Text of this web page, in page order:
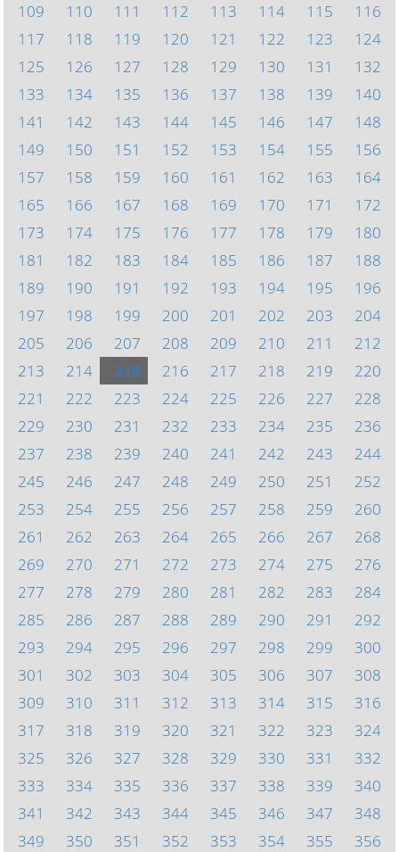
109
110 111 112 113 114 115
116
117
118 119 120 121 122 123
124
125
126 127 128 129 130 131
132
133
134 135 136 137 138 139
140
141
142 143 144 145 146 147
148
149
150 151 152 153 154 155
156
157
158 159 160 161 162 163
164
165
166 167 168 169 170 171
172
173
174 175 176 177 178 179
180
181
182 183 184 185 186 187
188
189
190 191 192 193 194 195
196
197
198 199 200 201 202 203
204
205
206 207 208 209 210 211
212
213
214 215 216 217 218 219
220
221
222 223 224 225 226 227
228
229
230 231 232 233 234 235
236
237
238 239 240 241 242 243
244
245
246 247 248 249 250 251
252
253
254 255 256 257 258 259
260
261
262 263 264 265 266 267
268
269
270 271 272 273 274 275
276
277
278 279 280 281 282 283
284
285
286 287 288 289 290 291
292
293
294 295 296 297 298 299
300
301
302 303 304 305 306 307
308
309
310 311 312 313 314 315
316
317
318 319 320 321 322 323
324
325
326 327 328 329 330 331
332
333
334 335 336 337 338 339
340
341
342 343 344 345 346 347
348
349
350 351 352 353 354 355 356